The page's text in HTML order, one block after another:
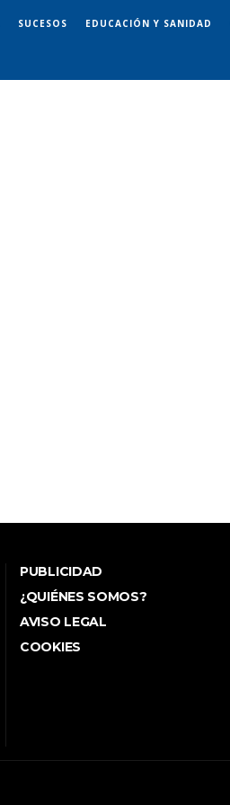
SUCESOS EDUCACIÓN Y SANIDAD
PUBLICIDAD
¿QUIÉNES SOMOS?
AVISO LEGAL
COOKIES